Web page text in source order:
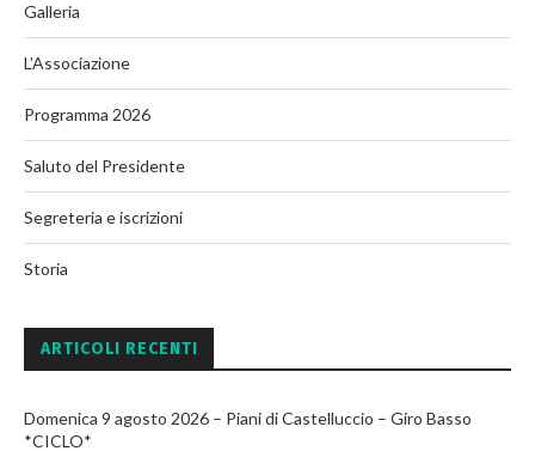
Galleria
L’Associazione
Programma 2026
Saluto del Presidente
Segreteria e iscrizioni
Storia
ARTICOLI RECENTI
Domenica 9 agosto 2026 – Piani di Castelluccio – Giro Basso
*CICLO*